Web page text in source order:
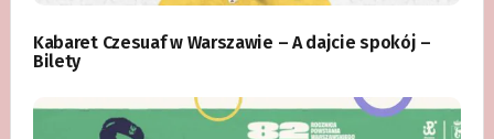
Kabaret Czesuaf w Warszawie – A dajcie spokój –
Bilety